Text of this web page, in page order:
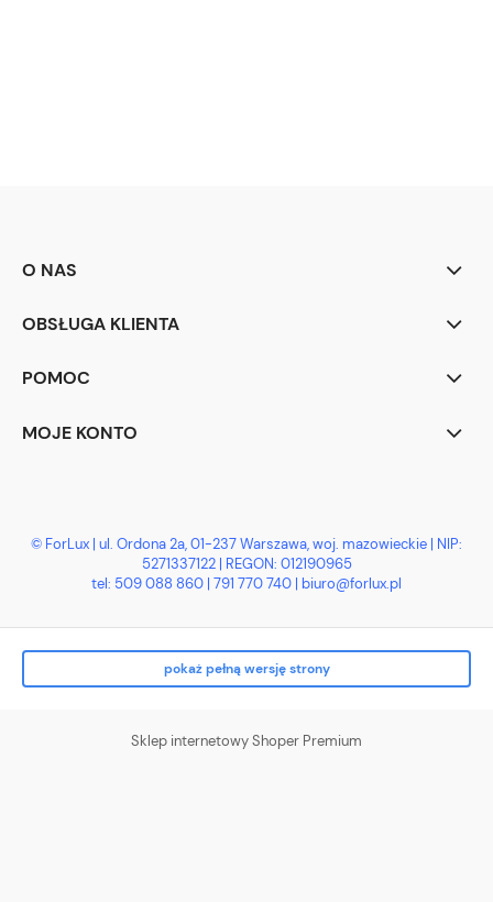
O NAS
OBSŁUGA KLIENTA
POMOC
MOJE KONTO
© ForLux | ul. Ordona 2a, 01-237 Warszawa, woj. mazowieckie | NIP:
5271337122 | REGON: 012190965
tel: 509 088 860 | 791 770 740 | biuro@forlux.pl
pokaż pełną wersję strony
Sklep internetowy Shoper Premium